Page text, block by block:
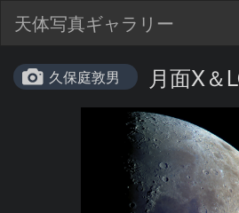
天体写真ギャラリー
久保庭敦男 月面X＆